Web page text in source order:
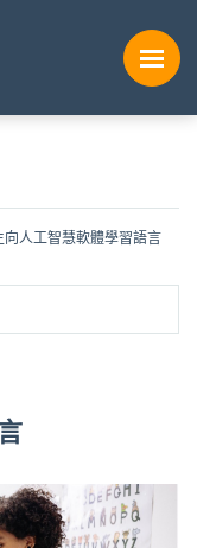
向人工智慧軟體學習語言